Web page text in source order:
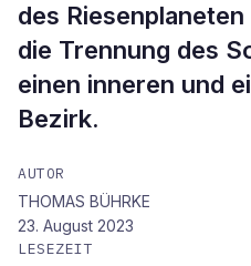
des
die Trennung des
einen inneren und
Bezirk.
AUTOR
THOMAS BÜHRKE
23. August 2023
LESEZEIT